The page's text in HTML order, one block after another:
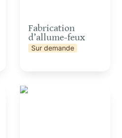
Fabrication
d’allume-feux
Sur demande
Introduction à la